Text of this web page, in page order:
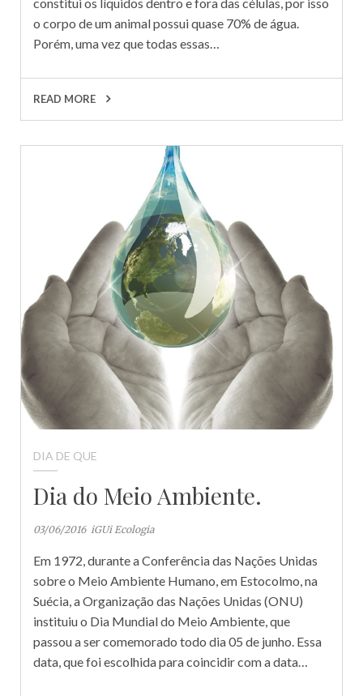
o corpo de um animal possui quase 70% de água.
Porém, uma vez que todas essas…
READ MORE
DIA DE QUE
Dia do Meio Ambiente.
03/06/2016 iGUi Ecologia
Em 1972, durante a Conferência das Nações Unidas
sobre o Meio Ambiente Humano, em Estocolmo, na
Suécia, a Organização das Nações Unidas (ONU)
instituiu o Dia Mundial do Meio Ambiente, que
passou a ser comemorado todo dia 05 de junho. Essa
data, que foi escolhida para coincidir com a data…